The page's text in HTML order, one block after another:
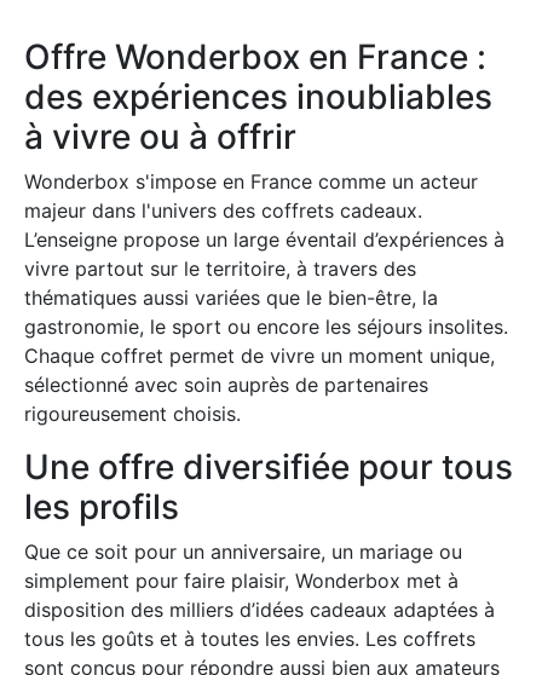
Offre Wonderbox en France :
des expériences inoubliables
à vivre ou à offrir
Wonderbox s'impose en France comme un acteur
majeur dans l'univers des coffrets cadeaux.
L’enseigne propose un large éventail d’expériences à
vivre partout sur le territoire, à travers des
thématiques aussi variées que le bien-être, la
gastronomie, le sport ou encore les séjours insolites.
Chaque coffret permet de vivre un moment unique,
sélectionné avec soin auprès de partenaires
rigoureusement choisis.
Une offre diversifiée pour tous
les profils
Que ce soit pour un anniversaire, un mariage ou
simplement pour faire plaisir, Wonderbox met à
disposition des milliers d’idées cadeaux adaptées à
tous les goûts et à toutes les envies. Les coffrets
sont conçus pour répondre aussi bien aux amateurs